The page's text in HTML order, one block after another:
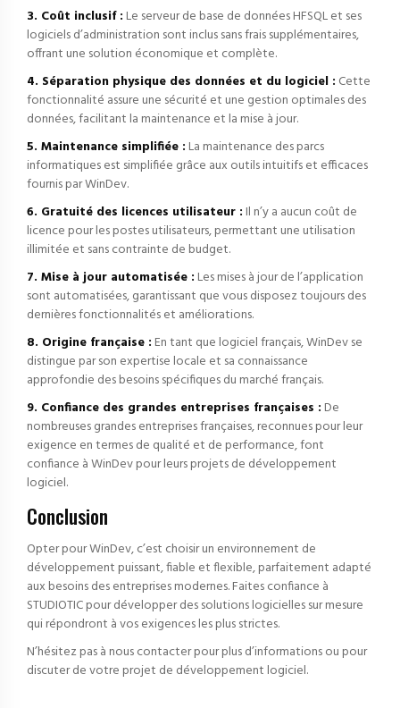
3. Coût inclusif : Le serveur de base de données HFSQL et ses
logiciels d’administration sont inclus sans frais supplémentaires,
offrant une solution économique et complète.
4. Séparation physique des données et du logiciel : Cette
fonctionnalité assure une sécurité et une gestion optimales des
données, facilitant la maintenance et la mise à jour.
5. Maintenance simplifiée : La maintenance des parcs
informatiques est simplifiée grâce aux outils intuitifs et efficaces
fournis par WinDev.
6. Gratuité des licences utilisateur : Il n’y a aucun coût de
licence pour les postes utilisateurs, permettant une utilisation
illimitée et sans contrainte de budget.
7. Mise à jour automatisée : Les mises à jour de l’application
sont automatisées, garantissant que vous disposez toujours des
dernières fonctionnalités et améliorations.
8. Origine française : En tant que logiciel français, WinDev se
distingue par son expertise locale et sa connaissance
approfondie des besoins spécifiques du marché français.
9. Confiance des grandes entreprises françaises : De
nombreuses grandes entreprises françaises, reconnues pour leur
exigence en termes de qualité et de performance, font
confiance à WinDev pour leurs projets de développement
logiciel.
Conclusion
Opter pour WinDev, c’est choisir un environnement de
développement puissant, fiable et flexible, parfaitement adapté
aux besoins des entreprises modernes. Faites confiance à
STUDIOTIC pour développer des solutions logicielles sur mesure
qui répondront à vos exigences les plus strictes.
N’hésitez pas à nous contacter pour plus d’informations ou pour
discuter de votre projet de développement logiciel.